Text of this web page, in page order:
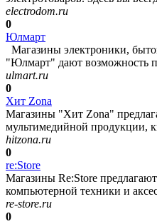
electrodom.ru
0
Юлмарт
Магазины электроники,
"Юлмарт" дают возможность
ulmart.ru
0
Хит Zona
Магазины "Хит Zona"
мультимедийной продукции,
hitzona.ru
0
re:Store
Магазины Re:Store
компьютерной техники и
re-store.ru
0